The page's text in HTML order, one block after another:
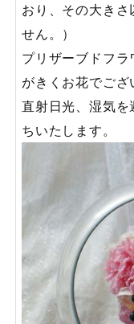
おり、その大き
せん。）
プリザーブドフ
がきくお花でござ
直射日光、湿気
ちいたします。